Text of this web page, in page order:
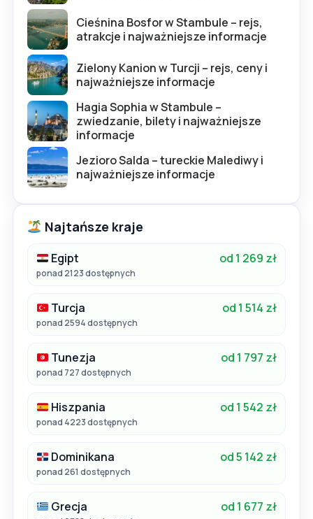
Cieśnina Bosfor w Stambule – rejs,
atrakcje i najważniejsze informacje
Zielony Kanion w Turcji – rejs, ceny i
najważniejsze informacje
Hagia Sophia w Stambule –
zwiedzanie, bilety i najważniejsze
informacje
Jezioro Salda – tureckie Malediwy i
najważniejsze informacje
Najtańsze kraje
Egipt od 1 269 zł
ponad 2123 dostępnych
Turcja od 1 514 zł
ponad 2594 dostępnych
Tunezja od 1 797 zł
ponad 727 dostępnych
Hiszpania od 1 542 zł
ponad 4223 dostępnych
Dominikana od 5 142 zł
ponad 261 dostępnych
Grecja od 1 677 zł